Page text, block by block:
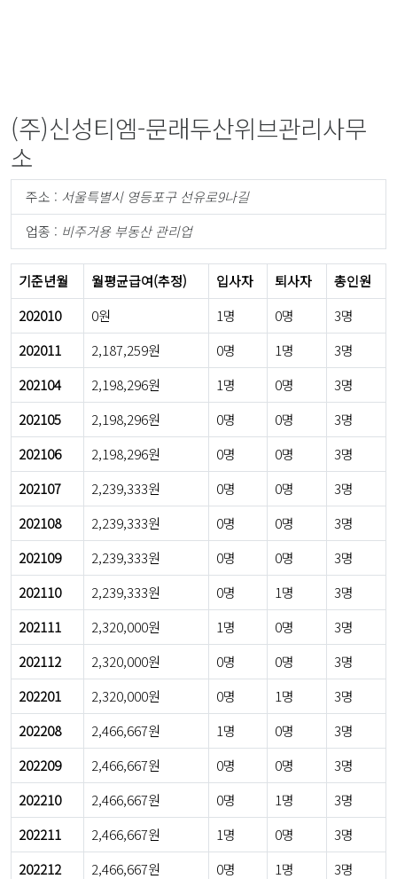
(주)신성티엠-문래두산위브관리사무
소
주소 : 서울특별시 영등포구 선유로9나길
업종 : 비주거용 부동산 관리업
기준년월 월평균급여(추정) 입사자 퇴사자
총인원
202010
0원 1명 0명
3명
202011
2,187,259원 0명 1명
3명
202104
2,198,296원 1명 0명
3명
202105
2,198,296원 0명 0명
3명
202106
2,198,296원 0명 0명
3명
202107
2,239,333원 0명 0명
3명
202108
2,239,333원 0명 0명
3명
202109
2,239,333원 0명 0명
3명
202110
2,239,333원 0명 1명
3명
202111
2,320,000원 1명 0명
3명
202112
2,320,000원 0명 0명
3명
202201
2,320,000원 0명 1명
3명
202208
2,466,667원 1명 0명
3명
202209
2,466,667원 0명 0명
3명
202210
2,466,667원 0명 1명
3명
202211
2,466,667원 1명 0명
3명
202212
2,466,667원 0명 1명
3명